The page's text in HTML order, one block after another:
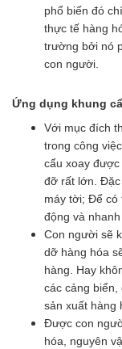
phổ biến đó
thực tế hàng
trường bởi nó
con người.
Ứng dụng khung
Với mục đích
trong công
cẩu xoay
đỡ rất lớn. Đặc
máy tời; Để có
động và nhanh
Con người sẽ
dỡ hàng hóa
hàng. Hay
các cảng
sản xuất hàng
Được con
hóa, nguyên